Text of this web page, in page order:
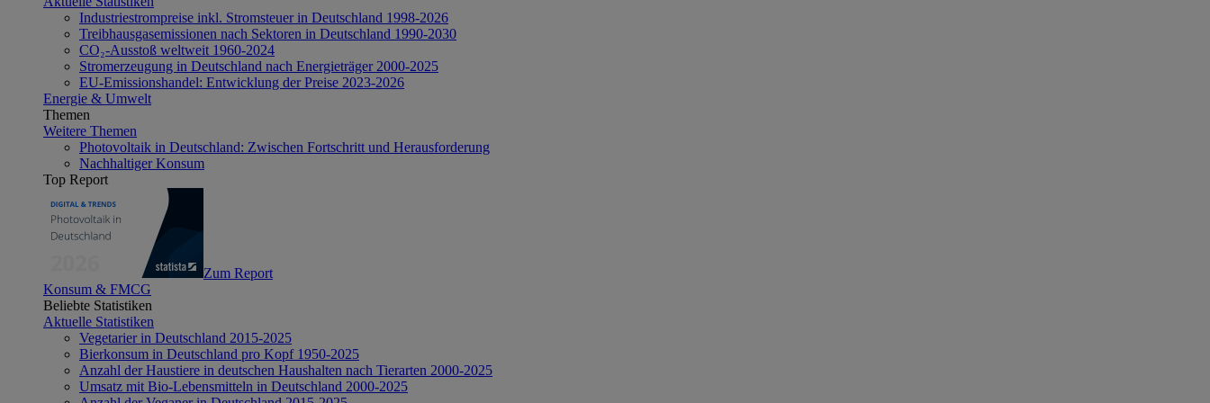
Industriestrompreise inkl. Stromsteuer in Deutschland 1998-2026
Treibhausgasemissionen nach Sektoren in Deutschland 1990-2030
CO₂-Ausstoß weltweit 1960-2024
Stromerzeugung in Deutschland nach Energieträger 2000-2025
EU-Emissionshandel: Entwicklung der Preise 2023-2026
Energie & Umwelt
Themen
Weitere Themen
Photovoltaik in Deutschland: Zwischen Fortschritt und Herausforderung
Nachhaltiger Konsum
Top Report
Zum Report
Konsum & FMCG
Beliebte Statistiken
Aktuelle Statistiken
Vegetarier in Deutschland 2015-2025
Bierkonsum in Deutschland pro Kopf 1950-2025
Anzahl der Haustiere in deutschen Haushalten nach Tierarten 2000-2025
Umsatz mit Bio-Lebensmitteln in Deutschland 2000-2025